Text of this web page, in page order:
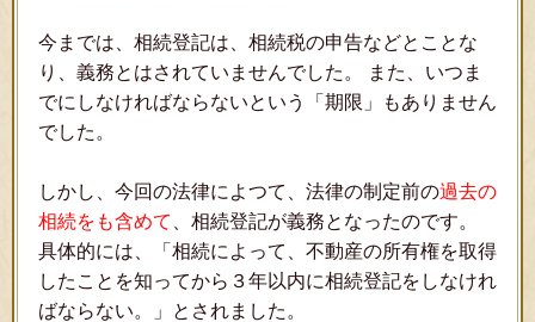
今までは、相続登記は、相続税の申告などとことな
り、義務とはされていませんでした。 また、いつま
でにしなければならないという「期限」もありません
でした。
しかし、今回の法律によつて、法律の制定前の過去の
相続をも含めて
、相続登記が義務となったのです。
具体的には、「相続によって、不動産の所有権を取得
したことを知ってから３年以内に相続登記をしなけれ
ばならない。」とされました。